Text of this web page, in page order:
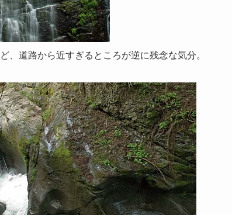
、道路から近すぎるところが逆に残念な気分。